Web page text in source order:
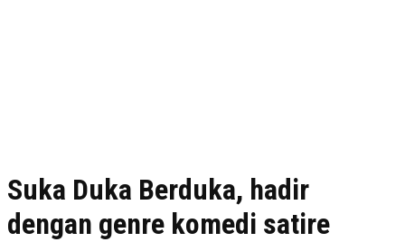
Suka Duka Berduka, hadir
dengan genre komedi satire